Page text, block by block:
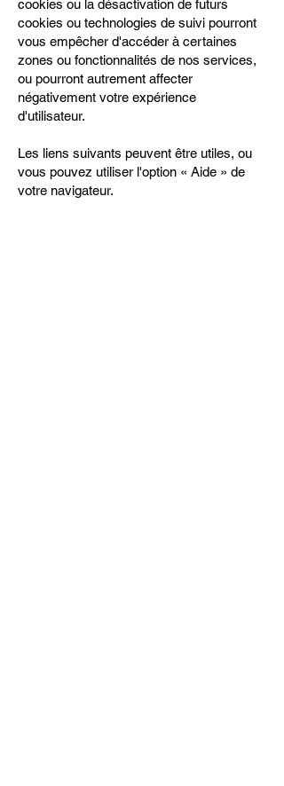
cookies ou la désactivation de futurs
cookies ou technologies de suivi pourront
vous empêcher d'accéder à certaines
zones ou fonctionnalités de nos services,
ou pourront autrement affecter
négativement votre expérience
d'utilisateur.
Les liens suivants peuvent être utiles, ou
vous pouvez utiliser l'option « Aide » de
votre navigateur.